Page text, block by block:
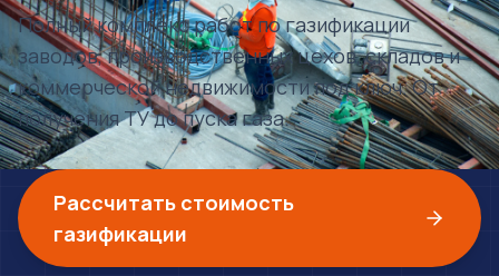
Полный комплекс работ по газификации
заводов, производственных цехов, складов и
коммерческой недвижимости под ключ. От
получения ТУ до пуска газа.
Рассчитать стоимость
газификации